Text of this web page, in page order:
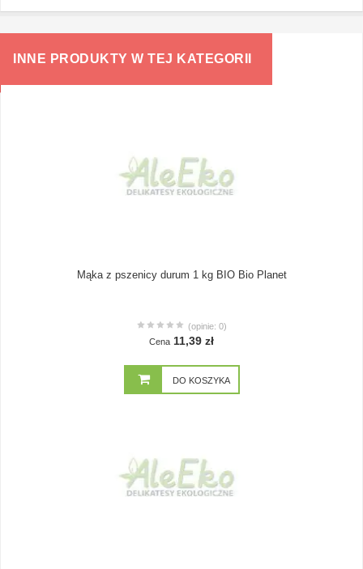
INNE PRODUKTY W TEJ KATEGORII
Mąka z pszenicy durum 1 kg BIO Bio Planet
(opinie: 0)
Cena 11,39 zł
DO KOSZYKA